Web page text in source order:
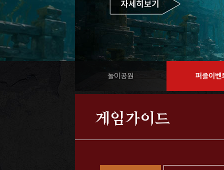
놀이공원 퍼즐이벤
게임가이드